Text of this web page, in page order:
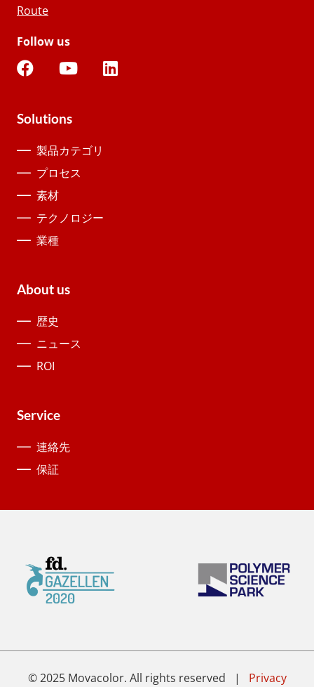
Route
Follow us
Solutions
製品カテゴリ
プロセス
素材
テクノロジー
業種
About us
歴史
ニュース
ROI
Service
連絡先
保証
© 2025 Movacolor. All rights reserved | Privacy